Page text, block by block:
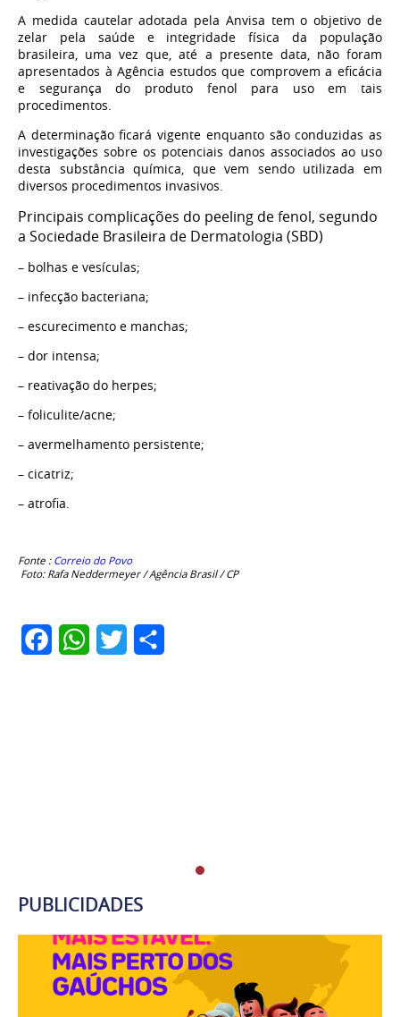
A medida cautelar adotada pela Anvisa tem o objetivo de
zelar pela saúde e integridade física da população
brasileira, uma vez que, até a presente data, não foram
apresentados à Agência estudos que comprovem a eficácia
e segurança do produto fenol para uso em tais
procedimentos.
A determinação ficará vigente enquanto são conduzidas as
investigações sobre os potenciais danos associados ao uso
desta substância química, que vem sendo utilizada em
diversos procedimentos invasivos.
Principais complicações do peeling de fenol, segundo
a Sociedade Brasileira de Dermatologia (SBD)
– bolhas e vesículas;
– infecção bacteriana;
– escurecimento e manchas;
– dor intensa;
– reativação do herpes;
– foliculite/acne;
– avermelhamento persistente;
– cicatriz;
– atrofia.
Fonte :Correio do Povo
Foto: Rafa Neddermeyer / Agência Brasil / CP
FacebookWhatsApp
Twitter
PUBLICIDADES